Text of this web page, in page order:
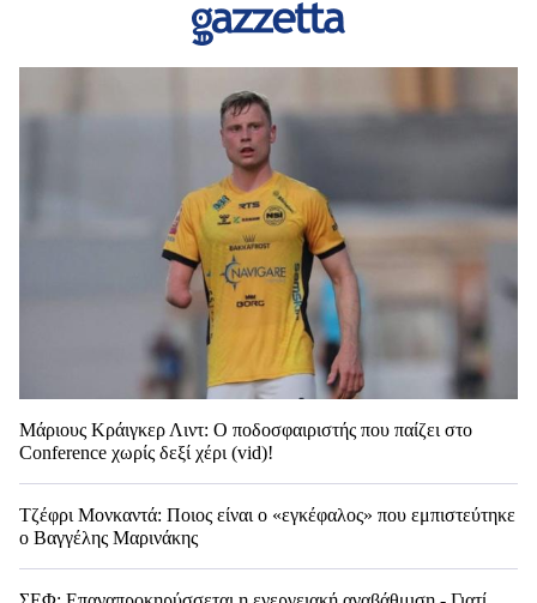
Μάριους Κράιγκερ Λιντ: Ο ποδοσφαιριστής που παίζει στο
Conference χωρίς δεξί χέρι (vid)!
Τζέφρι Μονκαντά: Ποιος είναι ο «εγκέφαλος» που εμπιστεύτηκε
ο Βαγγέλης Μαρινάκης